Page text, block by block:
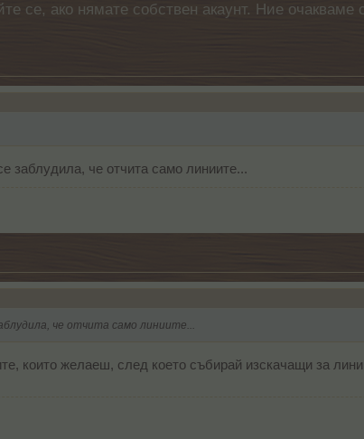
се, ако нямате собствен акаунт. Ние
заблудила, че отчита само линиите...
че отчита само линиите...
които желаеш, след което събирай изскачащи за